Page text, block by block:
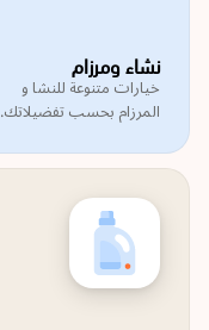
نشاء ومرزام
خيارات متنوعة للنشا و
المرزام بحسب تفضيلاتك.